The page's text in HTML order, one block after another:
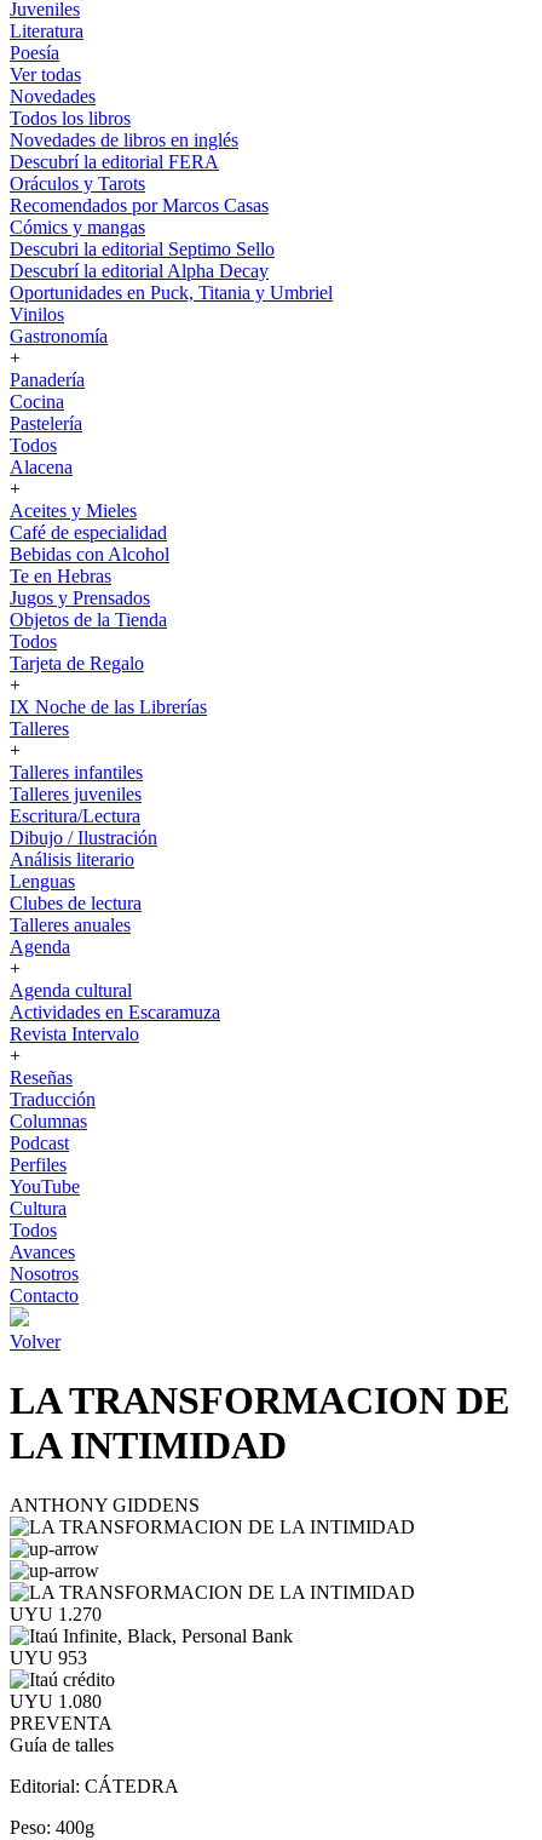
Juveniles
Literatura
Poesía
Ver todas
Novedades
Todos los libros
Novedades de libros en inglés
Descubrí la editorial FERA
Oráculos y Tarots
Recomendados por Marcos Casas
Cómics y mangas
Descubri la editorial Septimo Sello
Descubrí la editorial Alpha Decay
Oportunidades en Puck, Titania y Umbriel
Vinilos
Gastronomía
+
Panadería
Cocina
Pastelería
Todos
Alacena
+
Aceites y Mieles
Café de especialidad
Bebidas con Alcohol
Te en Hebras
Jugos y Prensados
Objetos de la Tienda
Todos
Tarjeta de Regalo
+
IX Noche de las Librerías
Talleres
+
Talleres infantiles
Talleres juveniles
Escritura/Lectura
Dibujo / Ilustración
Análisis literario
Lenguas
Clubes de lectura
Talleres anuales
Agenda
+
Agenda cultural
Actividades en Escaramuza
Revista Intervalo
+
Reseñas
Traducción
Columnas
Podcast
Perfiles
YouTube
Cultura
Todos
Avances
Nosotros
Contacto
Volver
LA TRANSFORMACION DE
LA INTIMIDAD
ANTHONY GIDDENS
UYU 1.270
UYU 953
UYU 1.080
PREVENTA
Guía de talles
Editorial: CÁTEDRA
Peso: 400g